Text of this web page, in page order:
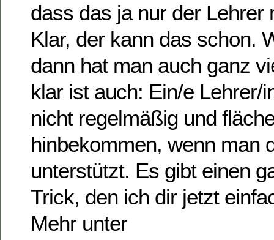
dass das ja nur der Lehrer
Klar, der kann das schon.
dann hat man auch ganz
klar ist auch: Ein/e Lehrer/
nicht regelmäßig und
hinbekommen, wenn man
unterstützt. Es gibt einen
Trick, den ich dir jetzt
Mehr unter